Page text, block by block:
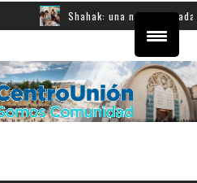
Shahak: una nueva jornada para